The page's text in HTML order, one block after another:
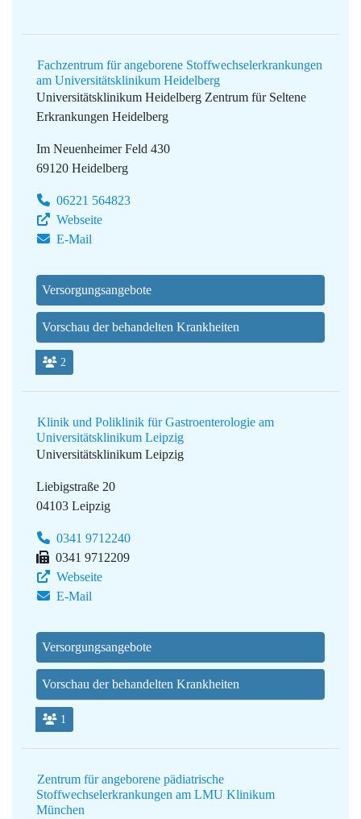
Fachzentrum für angeborene Stoffwechselerkrankungen
am Universitätsklinikum Heidelberg
Universitätsklinikum Heidelberg Zentrum für Seltene
Erkrankungen Heidelberg
Im Neuenheimer Feld 430
69120 Heidelberg
06221 564823
Webseite
E-Mail
Versorgungsangebote
Vorschau der behandelten Krankheiten
2
Klinik und Poliklinik für Gastroenterologie am
Universitätsklinikum Leipzig
Universitätsklinikum Leipzig
Liebigstraße 20
04103 Leipzig
0341 9712240
0341 9712209
Webseite
E-Mail
Versorgungsangebote
Vorschau der behandelten Krankheiten
1
Zentrum für angeborene pädiatrische
Stoffwechselerkrankungen am LMU Klinikum
München